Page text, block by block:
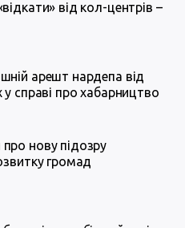
від кол-центрів –
арешт нардепа від
справі про хабарництво
нову підозру
громад